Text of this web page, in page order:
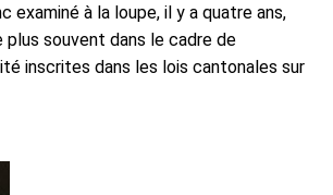
à la loupe, il y a quatre ans,
plus souvent dans le cadre de
inscrites dans les lois cantonales sur